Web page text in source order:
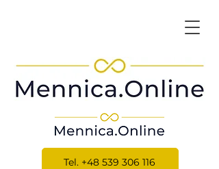
Tel. +48 539 306 116